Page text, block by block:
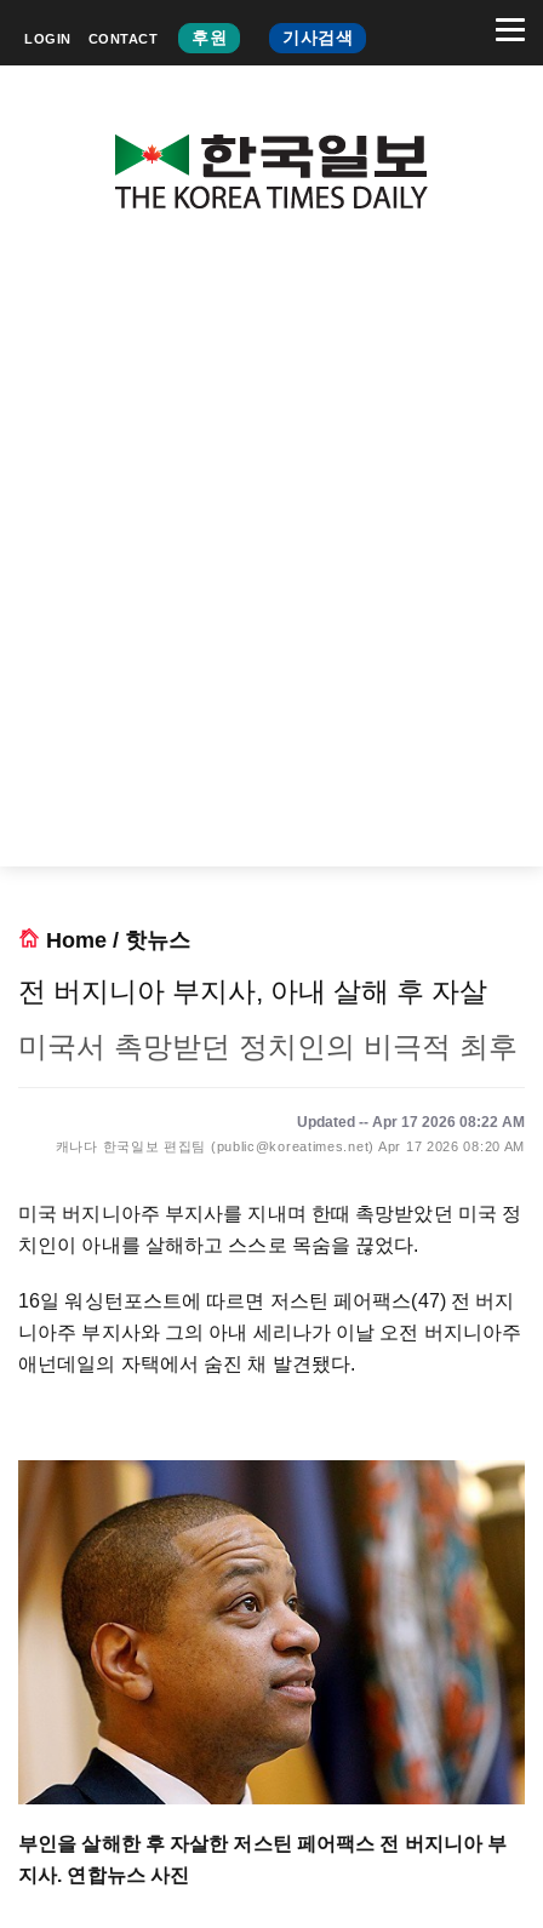
LOGIN CONTACT 후원 기사검색
Home / 핫뉴스
전 버지니아 부지사, 아내 살해 후 자살
미국서 촉망받던 정치인의 비극적 최후
Updated -- Apr 17 2026 08:22 AM
캐나다 한국일보 편집팀 (public@koreatimes.net) Apr 17 2026 08:20 AM
미국 버지니아주 부지사를 지내며 한때 촉망받았던 미국 정
치인이 아내를 살해하고 스스로 목숨을 끊었다.
16일 워싱턴포스트에 따르면 저스틴 페어팩스(47) 전 버지
니아주 부지사와 그의 아내 세리나가 이날 오전 버지니아주
애넌데일의 자택에서 숨진 채 발견됐다.
부인을 살해한 후 자살한 저스틴 페어팩스 전 버지니아 부
지사. 연합뉴스 사진